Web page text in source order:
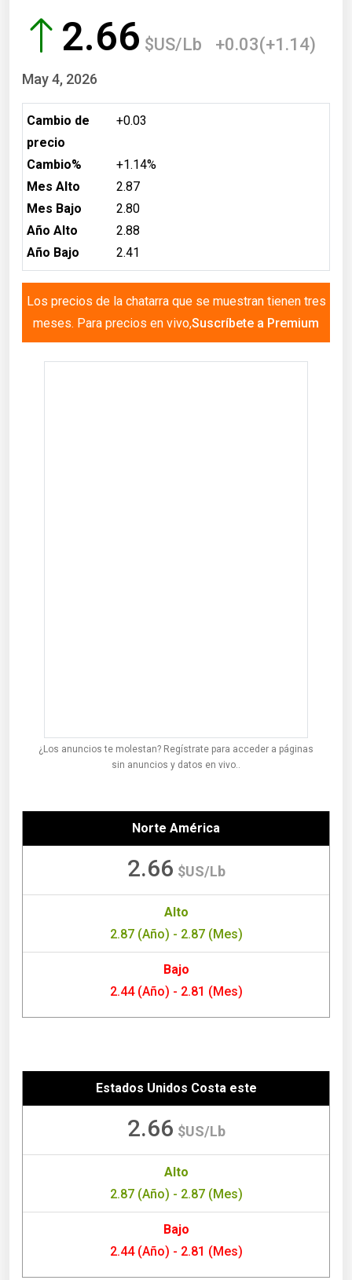
2.66 $US/Lb +0.03(+1.14)
May 4, 2026
Cambio de
precio
+0.03
Cambio%
+1.14%
Mes Alto
2.87
Mes Bajo
2.80
Año Alto
2.88
Año Bajo
2.41
Los precios de la chatarra que se muestran tienen tres
meses. Para precios en vivo,Suscríbete a Premium
¿Los anuncios te molestan? Regístrate para acceder a páginas
sin anuncios y datos en vivo..
Norte América
2.66 $US/Lb
Alto
2.87 (Año) - 2.87 (Mes)
Bajo
2.44 (Año) - 2.81 (Mes)
Estados Unidos Costa este
2.66 $US/Lb
Alto
2.87 (Año) - 2.87 (Mes)
Bajo
2.44 (Año) - 2.81 (Mes)